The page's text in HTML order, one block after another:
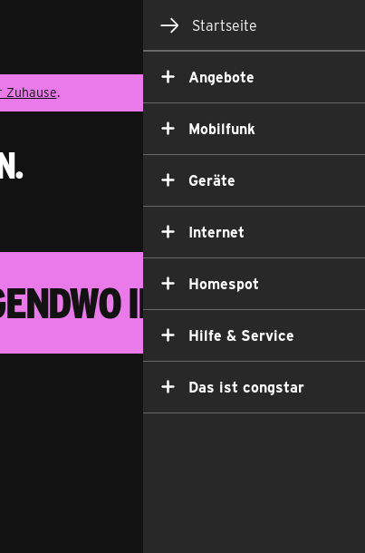
Startseite
Angebote
Mobilfunk
Geräte
Internet
Homespot
Hilfe & Service
Das ist congstar
Zuhause.
Internet.“